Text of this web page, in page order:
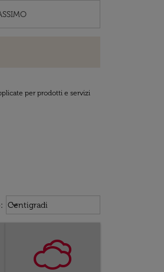
per prodotti e servizi
: Weather unit option Centigradi
Centigradi
keyboard_arrow_down